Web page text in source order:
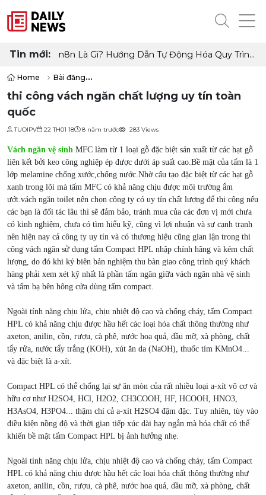
Tin mới:
n8n Là Gì? Hướng Dẫn Tự Động Hóa Quy Trình
Home
Bài đăng
thi công vách ngăn chất lượng uy tín toàn quốc
thi công vách ngăn chất lượng uy tín toàn
quốc
TUOIPV 22 TH01 18 8 năm trước 283 Views
Vách ngăn vệ sinh MFC làm từ 1 loại gỗ đặc biệt sản xuất từ các hạt gỗ
liên kết bởi keo công nghiệp ép được dưới áp suất cao.Bề mặt của tấm là 1
lớp melamine chống xước,chống nước.Nhờ cấu tạo đặc biệt từ các hạt gỗ
xanh trong lõi mà tấm MFC có khả năng chịu được môi trường ẩm
ướt.vách ngăn toilet nên chọn công ty có uy tín chất lượng để thi công nếu
các bạn là đối tác lâu thì sẽ đảm bảo, tránh mua của các đơn vị mới chưa
có kinh nghiệm, chưa có tìm hiểu kỹ, cũng vì lợi nhuận và sự cạnh tranh
nên hiện nay cả công ty uy tín và có thương hiệu cũng gian lận trong thi
công vách ngăn sử dụng tấm Compact HPL nhập chính hãng và kém chất
lượng, do đó khi ký biên bản nghiệm thu bàn giao công trình quý khách
hàng phải xem xét kỹ nhất là phần tấm ngăn giữa vách ngăn nhà vệ sinh
và tấm bạ bên hông cửa dùng tấm compact.
Ngoài tính năng chịu lửa, chịu nhiệt độ cao và chống cháy, tấm Compact
HPL có khả năng chịu được hầu hết các loại hóa chất thông thường như
axeton, anilin, cồn, rượu, cà phê, nước hoa quả, dầu mỡ, xà phòng, chất
tẩy rửa, nước tẩy trắng (KOH), xút ăn da (NaOH), thuốc tím KMnO4...
và đặc biệt là a-xít.
Compact HPL có thể chống lại sự ăn mòn của rất nhiều loại a-xít vô cơ và
hữu cơ như H2SO4, HCl, H2O2, CH3COOH, HF, HCOOH, HNO3,
H3AsO4, H3PO4... thậm chí cả a-xít H2SO4 đậm đặc. Tuy nhiên, tùy vào
điều kiện nồng độ và thời gian tiếp xúc dài hay ngắn mà hóa chất có thể
khiến bề mặt tấm Compact HPL bị ảnh hưởng nhẹ.
Ngoài tính năng chịu lửa, chịu nhiệt độ cao và chống cháy, tấm Compact
HPL có khả năng chịu được hầu hết các loại hóa chất thông thường như
axeton, anilin, cồn, rượu, cà phê, nước hoa quả, dầu mỡ, xà phòng, chất